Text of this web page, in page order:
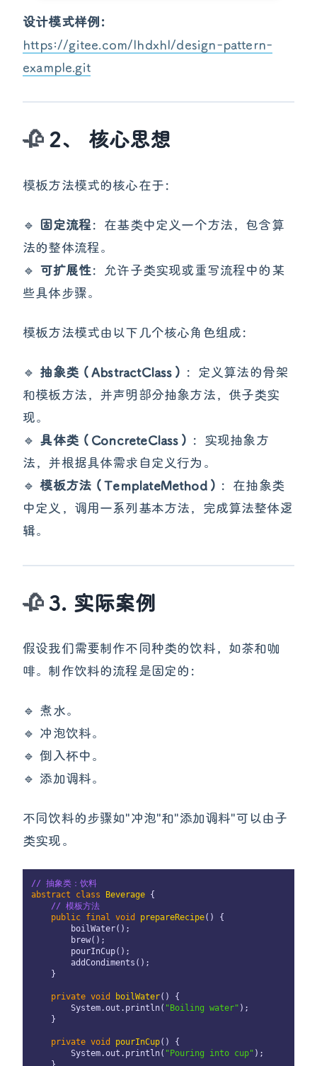
设计模式样例：
https://gitee.com/lhdxhl/design-pattern-
example.git
2、 核心思想
模板方法模式的核心在于：
🔹 固定流程：在基类中定义一个方法，包含算
法的整体流程。
🔹 可扩展性：允许子类实现或重写流程中的某
些具体步骤。
模板方法模式由以下几个核心角色组成：
🔹 抽象类（AbstractClass） ：定义算法的骨架
和模板方法，并声明部分抽象方法，供子类实
现。
🔹 具体类（ConcreteClass） ：实现抽象方
法，并根据具体需求自定义行为。
🔹模板方法（TemplateMethod） ：在抽象类
中定义，调用一系列基本方法，完成算法整体逻
辑。
3. 实际案例
假设我们需要制作不同种类的饮料，如茶和咖
啡。制作饮料的流程是固定的：
🔹 煮水。
🔹 冲泡饮料。
🔹 倒入杯中。
🔹 添加调料。
不同饮料的步骤如"冲泡"和"添加调料"可以由子
类实现。
// 抽象类：饮料
abstract
class Beverage {
// 模板方法
public final void prepareRecipe()
{
        boilWater();
        brew();
        pourInCup();
        addCondiments();
    }
private void boilWater()
{
        System.out.println(
"Boiling water" );
    }
private void pourInCup()
{
        System.out.println(
"Pouring into cup" );